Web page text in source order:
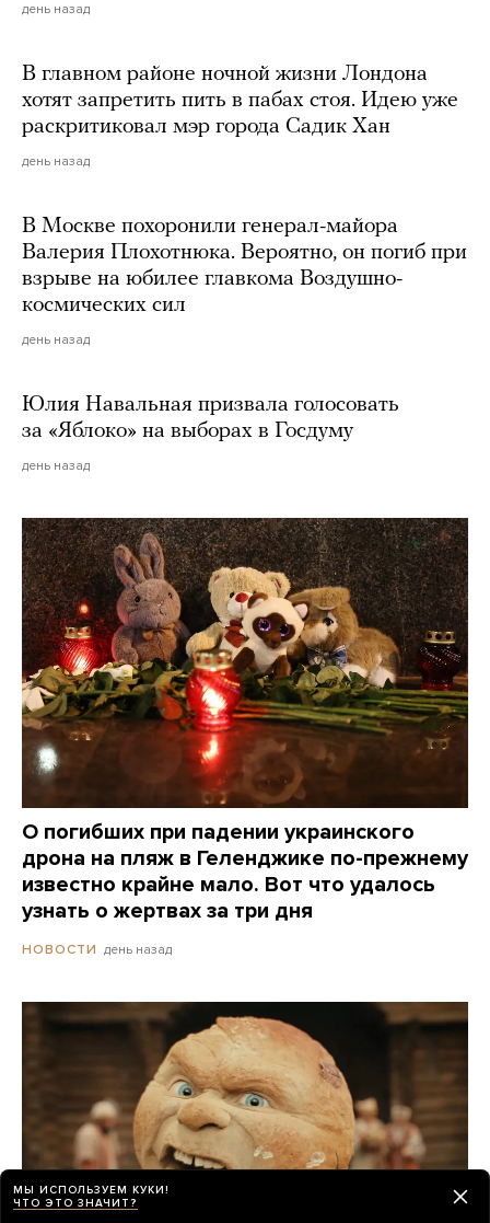
день назад
В главном районе ночной жизни Лондона
хотят запретить пить в пабах стоя. Идею уже
раскритиковал мэр города Садик Хан
день назад
В Москве похоронили генерал-майора
Валерия Плохотнюка. Вероятно, он погиб при
взрыве на юбилее главкома Воздушно-
космических сил
день назад
Юлия Навальная призвала голосовать
за «Яблоко» на выборах в Госдуму
день назад
О погибших при падении украинского
дрона на пляж в Геленджике по-прежнему
известно крайне мало. Вот что удалось
узнать о жертвах за три дня
НОВОСТИ день назад
МЫ ИСПОЛЬЗУЕМ КУКИ!
ЧТО ЭТО ЗНАЧИТ?